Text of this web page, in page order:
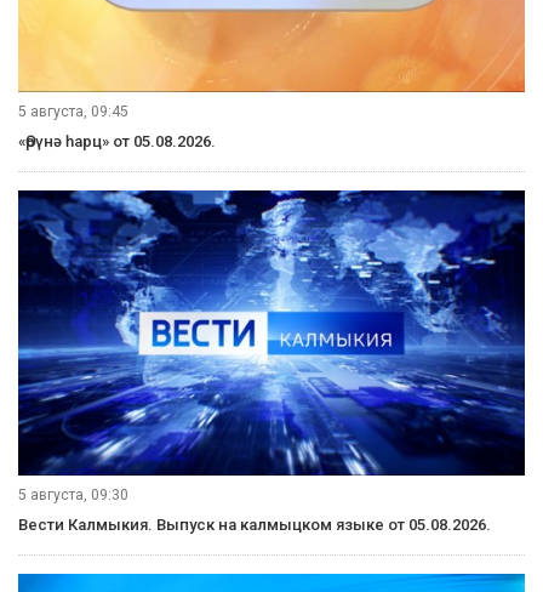
5 августа, 09:45
«Өрүнә һарц» от 05.08.2026.
5 августа, 09:30
Вести Калмыкия. Выпуск на калмыцком языке от 05.08.2026.